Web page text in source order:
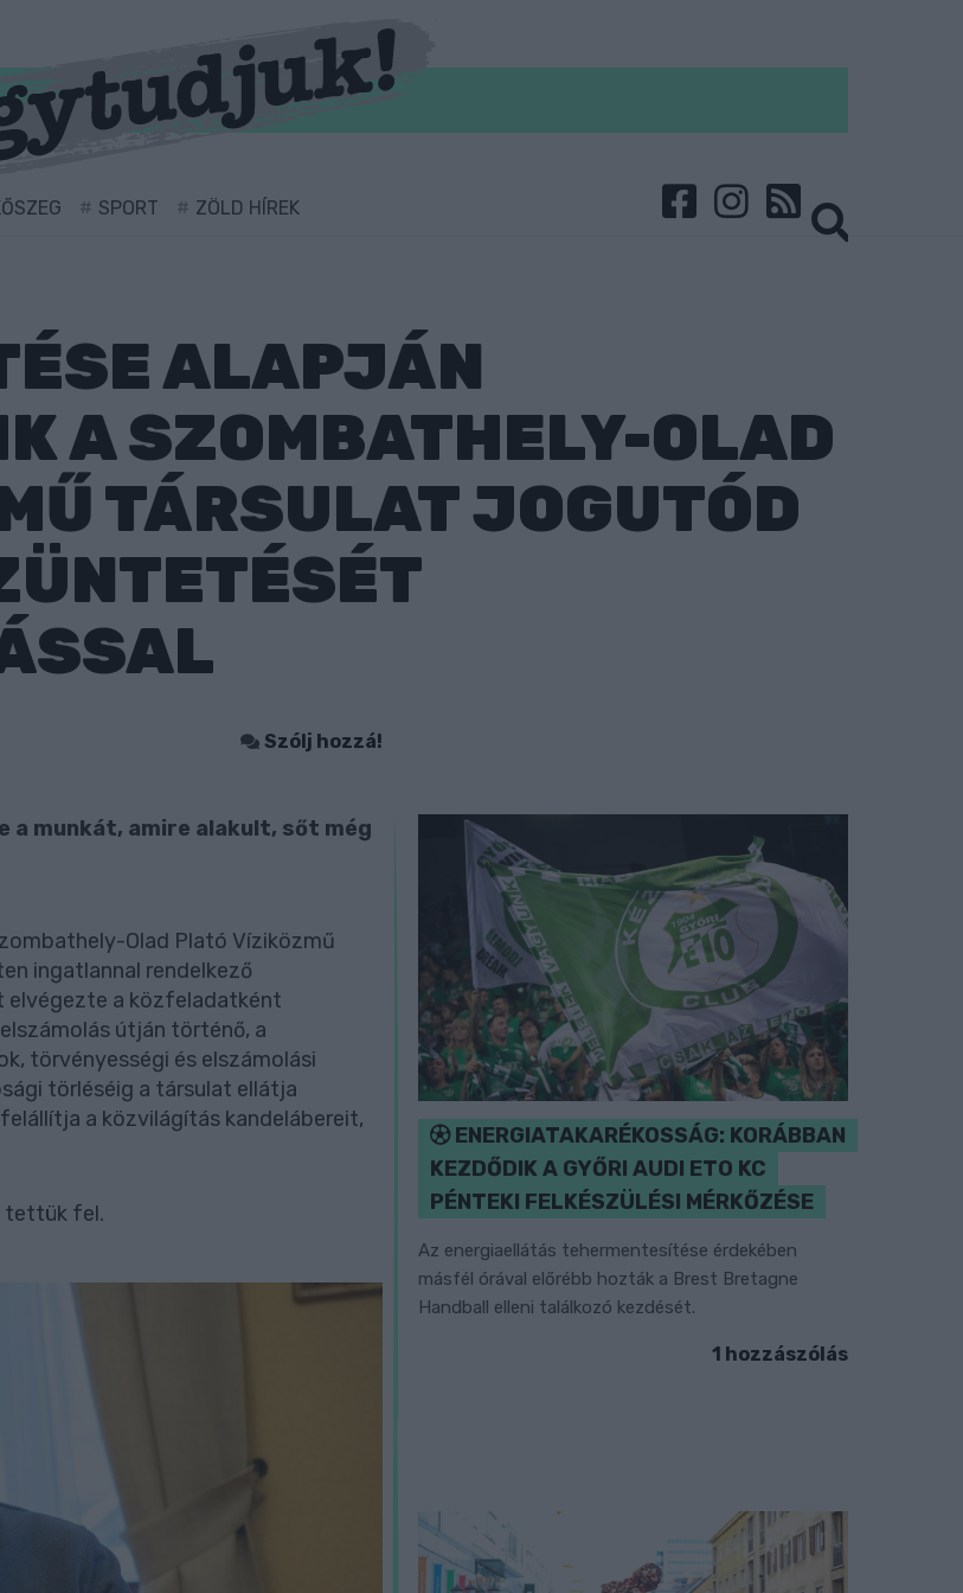
SPORT ZÖLD HÍREK
ALAPJÁN
A SZOMBATHELY-OLAD
TÁRSULAT JOGUTÓD
Szólj hozzá!
munkát, amire alakult, sőt még
Olad Plató Víziközmű
ingatlannal rendelkező
elvégezte a közfeladatként
útján történő, a
törvényességi és elszámolási
törléséig a társulat ellátja
a közvilágítás kandelábereit,
tettük fel.
ENERGIATAKARÉKOSSÁG: KORÁBBAN
KEZDŐDIK A GYŐRI AUDI ETO KC
PÉNTEKI FELKÉSZÜLÉSI MÉRKŐZÉSE
Az energiaellátás tehermentesítése érdekében
másfél órával előrébb hozták a Brest Bretagne
Handball elleni találkozó kezdését.
1 hozzászólás